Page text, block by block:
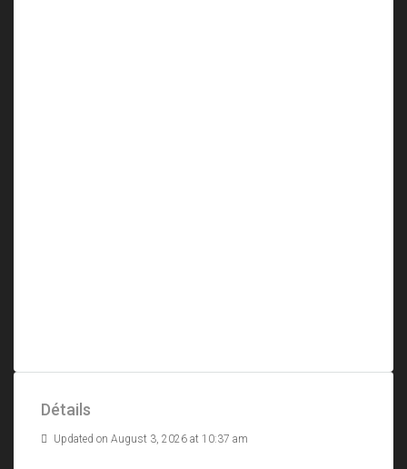
Détails
Updated on August 3, 2026 at 10:37 am